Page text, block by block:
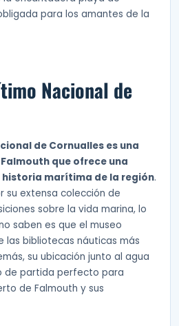
para los amantes de la
Nacional de
de Cornualles es una
que ofrece una
historia marítima de la región.
su extensa colección de
sobre la vida marina, lo
saben es que el museo
las bibliotecas náuticas más
su ubicación junto al agua
de partida perfecto para
de Falmouth y sus